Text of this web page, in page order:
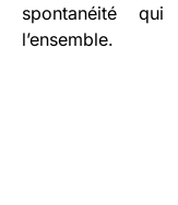
spontanéité
l’ensemble.